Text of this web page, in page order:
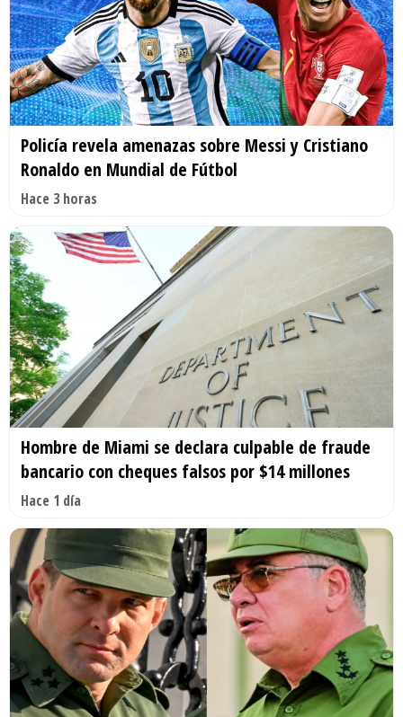
Policía revela amenazas sobre Messi y Cristiano
Ronaldo en Mundial de Fútbol
Hace 3 horas
Hombre de Miami se declara culpable de fraude
bancario con cheques falsos por $14 millones
Hace 1 día